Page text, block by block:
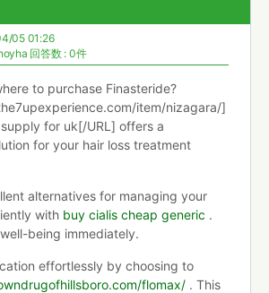
05 01:26
回答数 : 0件
to purchase Finasteride?
item/nizagara/]
for uk[/URL] offers a
for your hair loss treatment
alternatives for managing your
with buy cialis cheap generic .
being immediately.
effortlessly by choosing to
flomax/ . This